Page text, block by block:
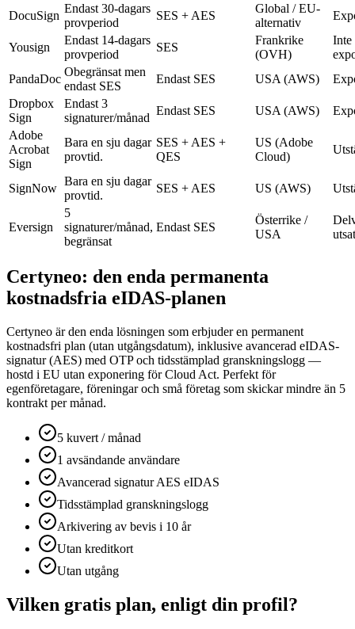
DocuSign
Endast 30-dagars
provperiod
SES + AES
Global / EU-
alternativ
Yousign
Endast 14-dagars
provperiod
SES
Frankrike
(OVH)
Inte
PandaDoc
Obegränsat men
endast SES
Endast SES USA (AWS)
Dropbox
Sign
Endast 3
signaturer/månad
Endast SES USA (AWS)
Adobe
Acrobat
Sign
Bara en sju dagar
provtid.
SES + AES +
QES
US (Adobe
Cloud)
SignNow
Bara en sju dagar
provtid.
SES + AES US (AWS)
Eversign
5
signaturer/månad,
begränsat
Endast SES
Österrike /
USA
Certyneo: den enda permanenta
kostnadsfria eIDAS-planen
Certyneo är den enda lösningen som erbjuder en permanent
kostnadsfri plan (utan utgångsdatum), inklusive avancerad eIDAS-
signatur (AES) med OTP och tidsstämplad granskningslogg —
hostd i EU utan exponering för Cloud Act. Perfekt för
egenföretagare, föreningar och små företag som skickar mindre än 5
kontrakt per månad.
5 kuvert / månad
1 avsändande användare
Avancerad signatur AES eIDAS
Tidsstämplad granskningslogg
Arkivering av bevis i 10 år
Utan kreditkort
Utan utgång
Vilken gratis plan, enligt din profil?